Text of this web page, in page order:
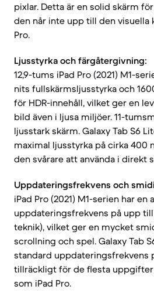
pixlar. Detta är en solid skärm
den når inte upp till den visuella
Pro.
Ljusstyrka och färgåtergivning:
12,9-tums iPad Pro (2021) M1-
nits fullskärmsljusstyrka och
för HDR-innehåll, vilket ger en
bild även i ljusa miljöer. 11-
ljusstark skärm. Galaxy Tab S6
maximal ljusstyrka på cirka 400
den svårare att använda i direkt
Uppdateringsfrekvens och
iPad Pro (2021) M1-serien har en
uppdateringsfrekvens på upp till
teknik), vilket ger en mycket
scrollning och spel. Galaxy Tab
standard uppdateringsfrekvens
tillräckligt för de flesta
som iPad Pro.